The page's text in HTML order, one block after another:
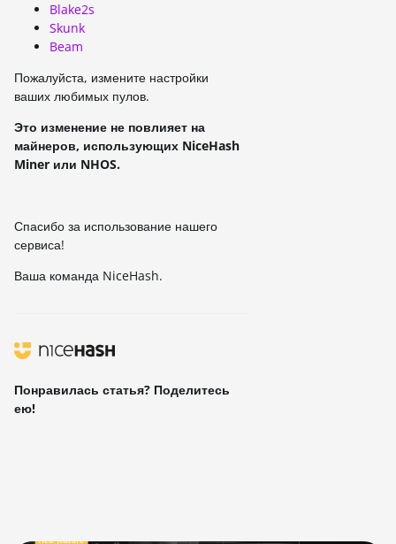
Blake2s
Skunk
Beam
Пожалуйста, измените настройки
ваших любимых пулов.
Это изменение не повлияет на
майнеров, использующих NiceHash
Miner или NHOS.
Спасибо за использование нашего
сервиса!
Ваша команда NiceHash.
Понравилась статья? Поделитесь
ею!